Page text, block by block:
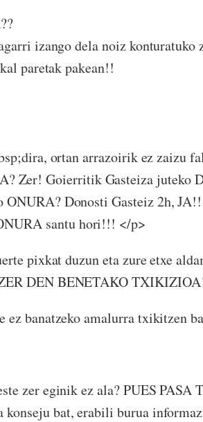
izango dela noiz
paretak pakean!!
ortan arrazoirik ez zaizu
Zer! Goierritik Gasteiza juteko
ONURA? Donosti Gasteiz 2h,
santu hori!!! </p>
pixkat duzun eta zure etxe
DEN BENETAKO
ez banatzeko amalurra txikitzen
zer eginik ez ala? PUES PASA
bat, erabili burua